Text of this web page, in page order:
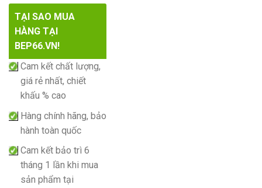
TẠI SAO MUA
HÀNG TẠI
BEP66.VN!
Cam kết chất lượng,
giá rẻ nhất, chiết
khấu % cao
Hàng chính hãng, bảo
hành toàn quốc
Cam kết bảo trì 6
tháng 1 lần khi mua
sản phẩm tại